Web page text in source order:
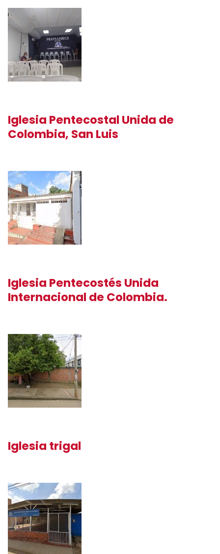
Iglesia Pentecostal Unida de
Colombia, San Luis
Iglesia Pentecostés Unida
Internacional de Colombia.
Iglesia trigal